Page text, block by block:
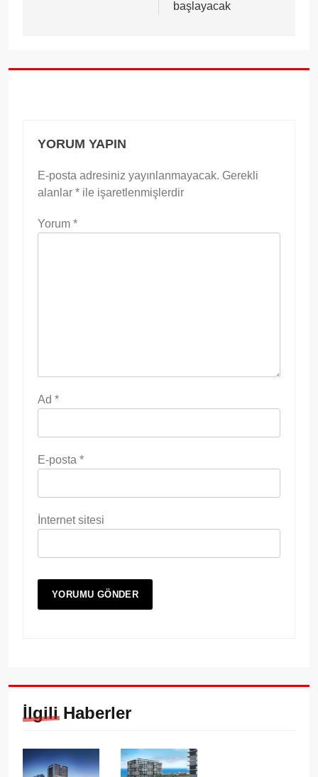
başlayacak
YORUM YAPIN
E-posta adresiniz yayınlanmayacak. Gerekli
alanlar * ile işaretlenmişlerdir
Yorum *
Ad *
E-posta *
İnternet sitesi
İlgili Haberler